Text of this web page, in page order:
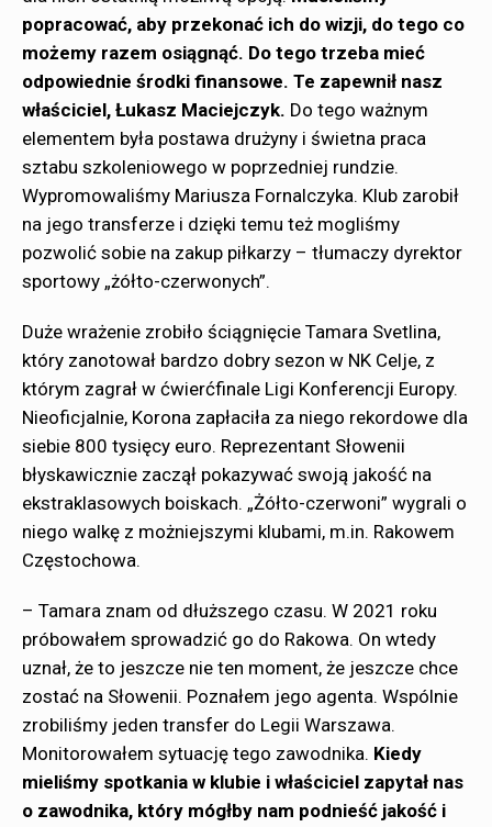
popracować, aby przekonać ich do wizji, do tego co
możemy razem osiągnąć. Do tego trzeba mieć
odpowiednie środki finansowe. Te zapewnił nasz
właściciel, Łukasz Maciejczyk. Do tego ważnym
elementem była postawa drużyny i świetna praca
sztabu szkoleniowego w poprzedniej rundzie.
Wypromowaliśmy Mariusza Fornalczyka. Klub zarobił
na jego transferze i dzięki temu też mogliśmy
pozwolić sobie na zakup piłkarzy – tłumaczy dyrektor
sportowy „żółto-czerwonych”.
Duże wrażenie zrobiło ściągnięcie Tamara Svetlina,
który zanotował bardzo dobry sezon w NK Celje, z
którym zagrał w ćwierćfinale Ligi Konferencji Europy.
Nieoficjalnie, Korona zapłaciła za niego rekordowe dla
siebie 800 tysięcy euro. Reprezentant Słowenii
błyskawicznie zaczął pokazywać swoją jakość na
ekstraklasowych boiskach. „Żółto-czerwoni” wygrali o
niego walkę z możniejszymi klubami, m.in. Rakowem
Częstochowa.
– Tamara znam od dłuższego czasu. W 2021 roku
próbowałem sprowadzić go do Rakowa. On wtedy
uznał, że to jeszcze nie ten moment, że jeszcze chce
zostać na Słowenii. Poznałem jego agenta. Wspólnie
zrobiliśmy jeden transfer do Legii Warszawa.
Monitorowałem sytuację tego zawodnika. Kiedy
mieliśmy spotkania w klubie i właściciel zapytał nas
o zawodnika, który mógłby nam podnieść jakość i